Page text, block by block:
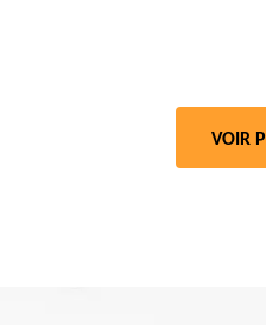
VOIR